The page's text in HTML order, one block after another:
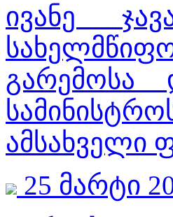
ივანე
გარემოსა
ამსახველი
25 მარტი